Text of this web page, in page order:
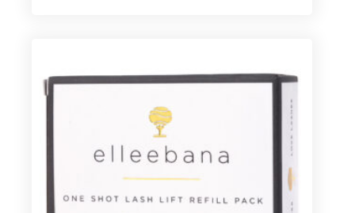
Steg
1
2)
Komplett
Pakke